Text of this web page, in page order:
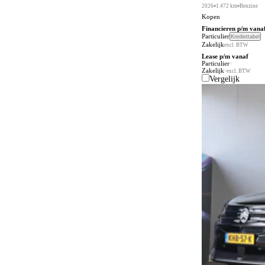
2026 1.472 km Benzine
Kopen
Financieren p/m
ParticulierKrediettabel
Zakelijkexcl. BTW
Lease p/m vanaf
Particulier
Zakelijk excl. BTW
Vergelijk